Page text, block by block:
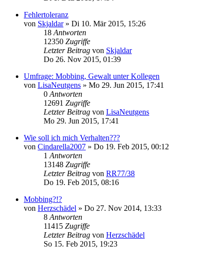
Fehlertoleranz
von Skjaldar» Di 10. Mär 2015, 15:26
18 Antworten
12350 Zugriffe
Letzter Beitrag von Skjaldar
Do 26. Nov 2015, 01:39
Umfrage: Mobbing, Gewalt unter Kollegen
von LisaNeutgens » Mo 29. Jun 2015, 17:41
0 Antworten
12691 Zugriffe
Letzter Beitrag von LisaNeutgens
Mo 29. Jun 2015, 17:41
Wie soll ich mich Verhalten???
von Cindarella2007 » Do 19. Feb 2015, 00:12
1 Antworten
13148 Zugriffe
Letzter Beitrag von RR77/38
Do 19. Feb 2015, 08:16
Mobbing?!?
von Herzschädel » Do 27. Nov 2014, 13:33
8 Antworten
11415 Zugriffe
Letzter Beitrag von Herzschädel
So 15. Feb 2015, 19:23